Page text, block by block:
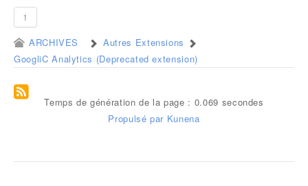
1
ARCHIVES
Autres Extensions
GoogliC Analytics (Deprecated extension)
Temps de génération de la page : 0.069 secondes
Propulsé par Kunena